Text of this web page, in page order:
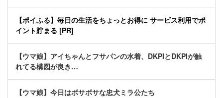
【ポイふる】毎日の生活をちょっとお得に サービス利用でポ
イント貯まる [PR]
【ウマ娘】アイちゃんとフサパンの水着、DKPIとDKPIが触
れてる構図が良き…
【ウマ娘】今日はボサボサな忠犬ミラ公たち